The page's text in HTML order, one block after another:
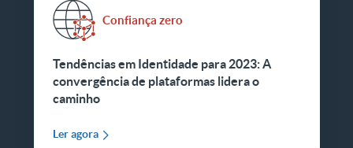
Confiança zero
Tendências em Identidade para 2023: A
convergência de plataformas lidera o
caminho
Ler agora